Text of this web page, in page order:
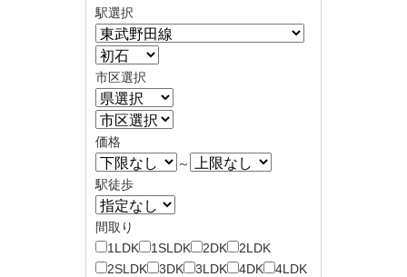
駅選択
市区選択
価格
～
駅徒歩
間取り
1LDK
1SLDK 2DK
2LDK
2SLDK
3DK 3LDK 4DK
4LDK